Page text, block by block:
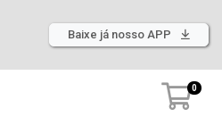
Baixe já nosso APP
0